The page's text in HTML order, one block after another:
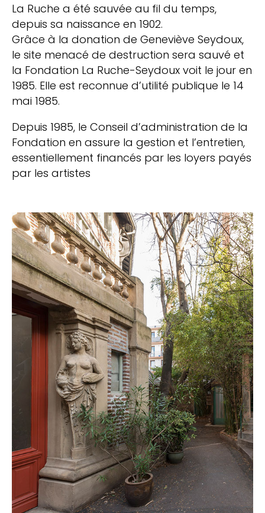
La Ruche a été sauvée au fil du temps,
depuis sa naissance en 1902.
Grâce à la donation de Geneviève Seydoux,
le site menacé de destruction sera sauvé et
la Fondation La Ruche-Seydoux voit le jour en
1985. Elle est reconnue d’utilité publique le 14
mai 1985.
Depuis 1985, le Conseil d’administration de la
Fondation en assure la gestion et l’entretien,
essentiellement financés par les loyers payés
par les artistes